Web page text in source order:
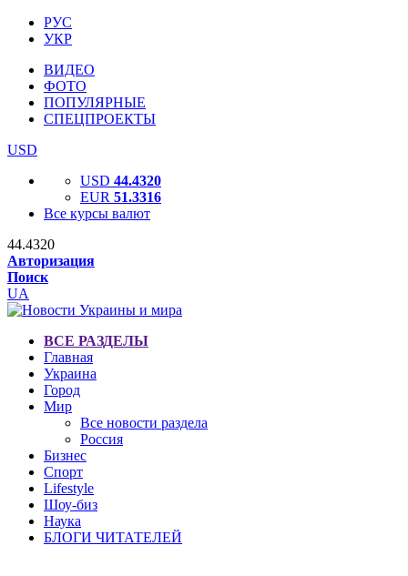
РУС
УКР
ВИДЕО
ФОТО
ПОПУЛЯРНЫЕ
СПЕЦПРОЕКТЫ
USD
USD 44.4320
EUR 51.3316
Все курсы валют
44.4320
Авторизация
Поиск
UA
ВСЕ РАЗДЕЛЫ
Главная
Украина
Город
Мир
Все новости раздела
Россия
Бизнес
Спорт
Lifestyle
Шоу-биз
Наука
БЛОГИ ЧИТАТЕЛЕЙ